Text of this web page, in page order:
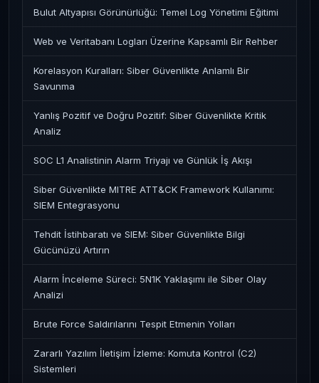
Bulut Altyapısı Görünürlüğü: Temel Log Yönetimi Eğitimi
Web ve Veritabanı Logları Üzerine Kapsamlı Bir Rehber
Korelasyon Kuralları: Siber Güvenlikte Anlamlı Bir
Savunma
Yanlış Pozitif ve Doğru Pozitif: Siber Güvenlikte Kritik
Analiz
SOC L1 Analistinin Alarm Triyajı ve Günlük İş Akışı
Siber Güvenlikte MITRE ATT&CK Framework Kullanımı:
SIEM Entegrasyonu
Tehdit İstihbaratı ve SIEM: Siber Güvenlikte Bilgi
Gücünüzü Artırın
Alarm İnceleme Süreci: 5N1K Yaklaşımı ile Siber Olay
Analizi
Brute Force Saldırılarını Tespit Etmenin Yolları
Zararlı Yazılım İletişim İzleme: Komuta Kontrol (C2)
Sistemleri